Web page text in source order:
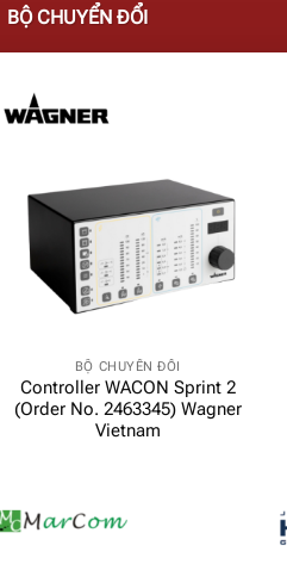
BỘ CHUYỂN ĐỔI
BỘ CHUYỂN ĐỔI
Controller WACON Sprint 2
(Order No. 2463345) Wagner
Vietnam